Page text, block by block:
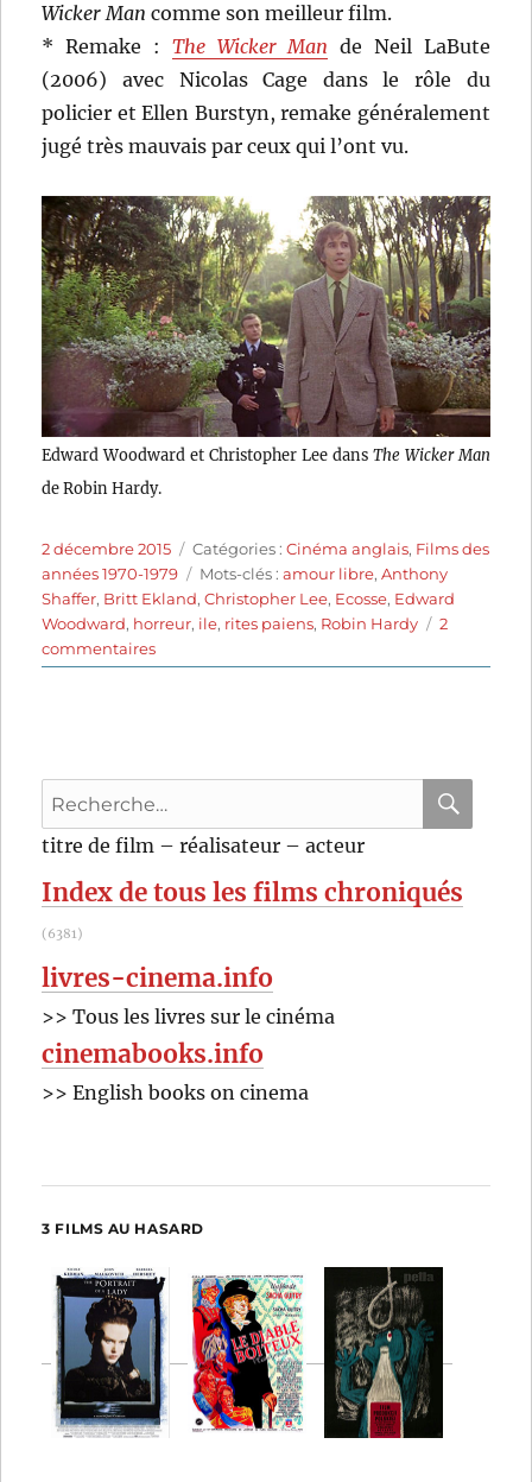
Wicker Man comme son meilleur film.
* Remake : The Wicker Man de Neil LaBute
(2006) avec Nicolas Cage dans le rôle du
policier et Ellen Burstyn, remake généralement
jugé très mauvais par ceux qui l’ont vu.
Edward Woodward et Christopher Lee dans The Wicker Man
de Robin Hardy.
Publié
le
2 décembre 2015 Catégories
Catégories :Cinéma anglais, Films des
années 1970-1979
Étiquettes
Mots-clés :amour libre,Anthony
Shaffer, Britt Ekland,Christopher Lee, Ecosse, Edward
Woodward, horreur, ile, rites paiens, Robin Hardy
2
commentairessur
The
Recherche
pour
titre de film – réalisateur – acteur
Index de tous les films chroniqués
(6381)
livres-cinema.info
>> Tous les livres sur le cinéma
cinemabooks.info
>> English books on cinema
3 FILMS AU HASARD